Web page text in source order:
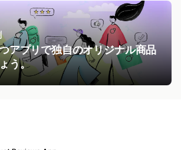
アプリで独自のオリジナル商品
う。